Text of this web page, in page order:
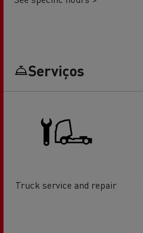
Serviços
Truck service and repair